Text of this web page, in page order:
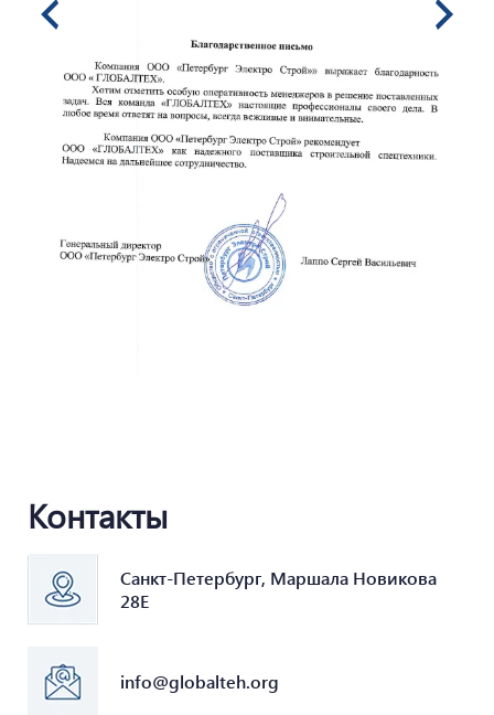
Контакты
Санкт-Петербург, Маршала Новикова
28Е
info@globalteh.org